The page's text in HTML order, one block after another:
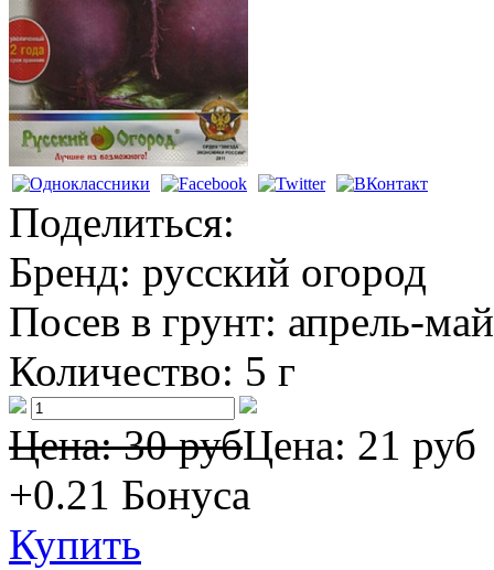
Поделиться:
Бренд: русский огород
Посев в грунт: апрель-май
Количество: 5 г
Цена: 30 рубЦена: 21 руб
+0.21 Бонуса
Купить